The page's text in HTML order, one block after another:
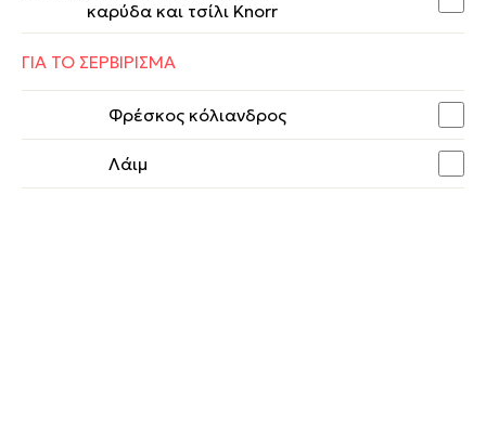
καρύδα και τσίλι Knorr
ΓΙΑ ΤΟ ΣΕΡΒΙΡΙΣΜΑ
Φρέσκος κόλιανδρος
Λάιμ